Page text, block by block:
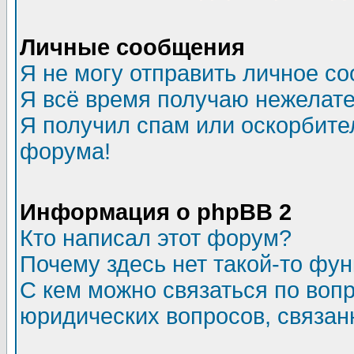
Личные сообщения
Я не могу отправить личное
Я всё время получаю
Я получил спам или
форума!
Информация о phpBB 2
Кто написал этот форум?
Почему здесь нет такой-то
С кем можно связаться по
юридических вопросов,